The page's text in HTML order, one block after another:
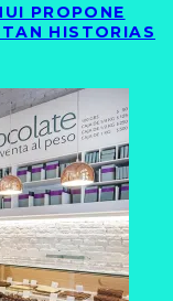
PROPONE
HISTORIAS